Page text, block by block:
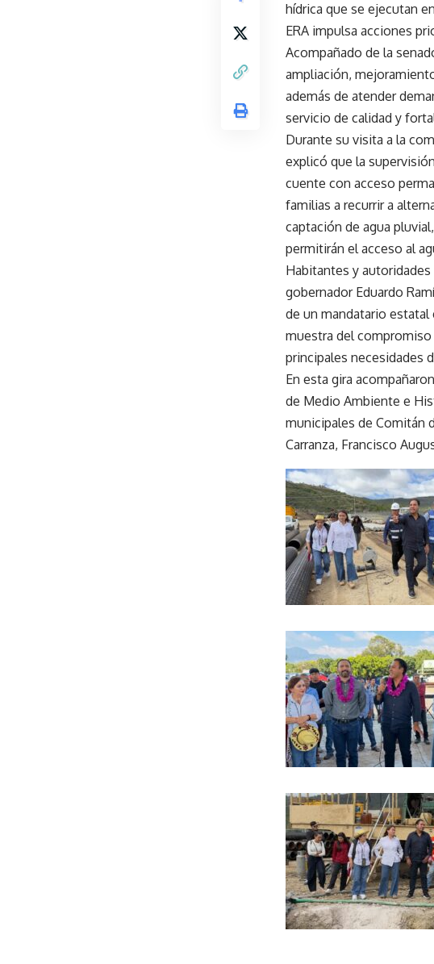
hídrica que se ejecutan
ERA impulsa acciones
Acompañado de la
ampliación,
además de atender
servicio de calidad y
Durante su visita a la
explicó que la
cuente con acceso
familias a recurrir a
captación de agua
permitirán el acceso al
Habitantes y autoridades
gobernador Eduardo
de un mandatario estatal
muestra del
principales necesidades
En esta gira
de Medio Ambiente e
municipales de Comitán
Carranza, Francisco